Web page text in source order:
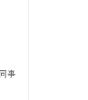
事